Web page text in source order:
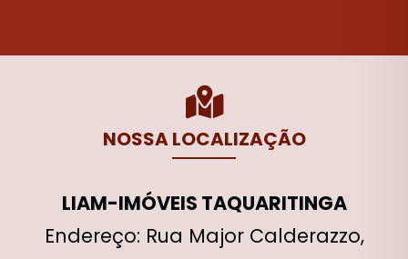
NOSSA LOCALIZAÇÃO
LIAM-IMÓVEIS TAQUARITINGA
Endereço: Rua Major Calderazzo,